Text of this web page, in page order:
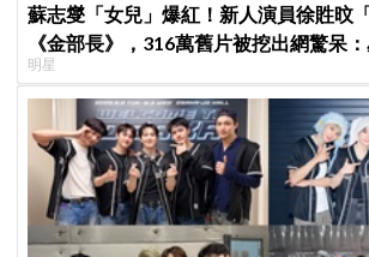
蘇志燮「女兒」爆紅！新人演員徐貹旼
《金部長》，316萬舊片被挖出網驚呆
明星